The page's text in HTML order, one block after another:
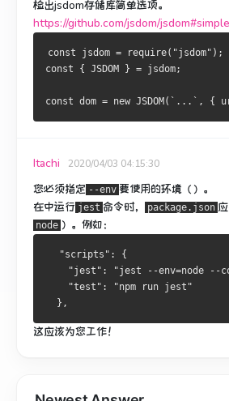
检出jsdom存储库简单选项。
https://github.com/jsdom/
const jsdom = require("jsdom");
const { JSDOM } = jsdom;
const dom = new JSDOM(`...`,
Itachi 2020/04/03 04:15:30
您必须指定 --env 要使用的环境（ ）。
在中运行 jest 命令时， package.json
node ）。 例如：
  "scripts": {
"jest": "jest --env=node --
    "test": "npm run jest"
  },
这应该为您工作！